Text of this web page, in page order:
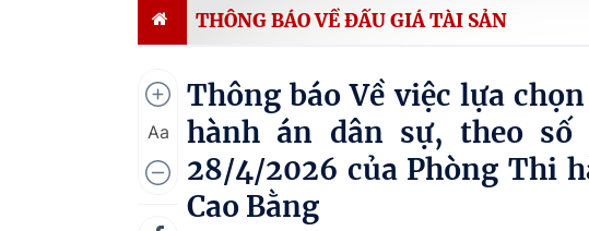
THÔNG BÁO VỀ ĐẤU GIÁ TÀI SẢN
Aa
Thông báo Về việc lựa
hành án dân sự, theo số
28/4/2026 của Phòng Thi
Cao Bằng